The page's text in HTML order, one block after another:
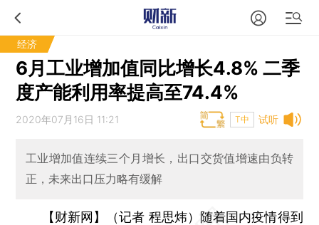
经济
6月工业增加值同比增长4.8% 二季
度产能利用率提高至74.4%
试听
2020年07月16日 11:21 T中
工业增加值连续三个月增长，出口交货值增速由负转
正，未来出口压力略有缓解
【财新网】（记者 程思炜） 随着国内疫情得到